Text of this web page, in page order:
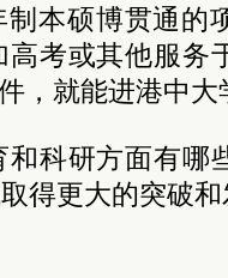
制本硕博贯通的
考或其他服务
，就能进港中大
科研方面有哪
得更大的突破